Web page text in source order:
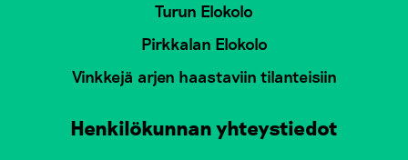
Turun Elokolo
Pirkkalan Elokolo
Vinkkejä arjen haastaviin tilanteisiin
Henkilökunnan yhteystiedot